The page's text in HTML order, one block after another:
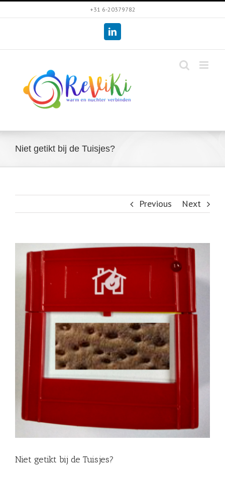
to
+31 6-20379782
LinkedIn
Niet getikt bij de Tuisjes?
Previous Next
View
Larger
Image
Niet getikt bij de Tuisjes?